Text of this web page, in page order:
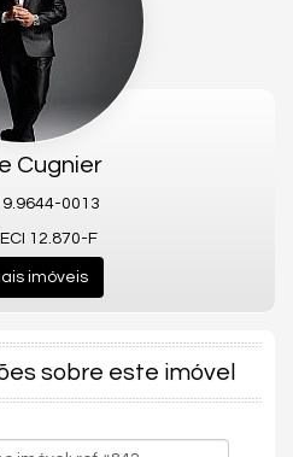
para quem busca praticidade,
imobiliária em uma das
finamente mobiliado,
para morar e proporcionar uma
e elegância. Com
, o imóvel conta com uma planta
por
no cotidiano. O apartamento
a gás armários embutidos
e aproveitamento dos
PR Consultor Executivo
Consultor Executivo & Home
Cugnier
0013
12.870-F
imóveis
sobre este imóvel